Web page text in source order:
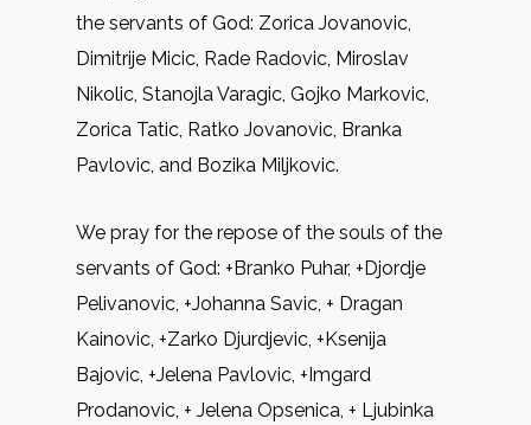
the servants of God: Zorica Jovanovic,
Dimitrije Micic, Rade Radovic, Miroslav
Nikolic, Stanojla Varagic, Gojko Markovic,
Zorica Tatic, Ratko Jovanovic, Branka
Pavlovic, and Bozika Miljkovic.
We pray for the repose of the souls of the
servants of God: +Branko Puhar, +Djordje
Pelivanovic, +Johanna Savic, + Dragan
Kainovic, +Zarko Djurdjevic, +Ksenija
Bajovic, +Jelena Pavlovic, +Imgard
Prodanovic, + Jelena Opsenica, + Ljubinka